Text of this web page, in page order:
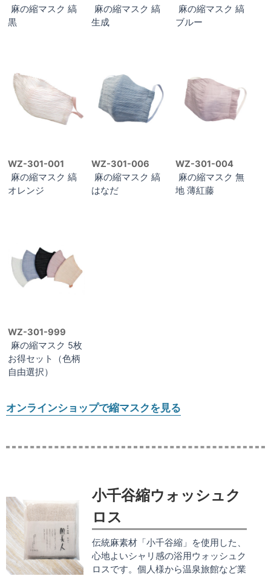
麻の縮マスク 縞
黒
麻の縮マスク 縞
生成
麻の縮マスク 縞
ブルー
WZ-301-001
麻の縮マスク 縞
オレンジ
WZ-301-006
麻の縮マスク 縞
はなだ
WZ-301-004
麻の縮マスク 無
地 薄紅藤
WZ-301-999
麻の縮マスク 5枚
お得セット（色柄
自由選択）
オンラインショップで縮マスクを見る
小千谷縮ウォッシュク
ロス
伝統麻素材「小千谷縮」を使用した、
心地よいシャリ感の浴用ウォッシュク
ロスです。個人様から温泉旅館など業